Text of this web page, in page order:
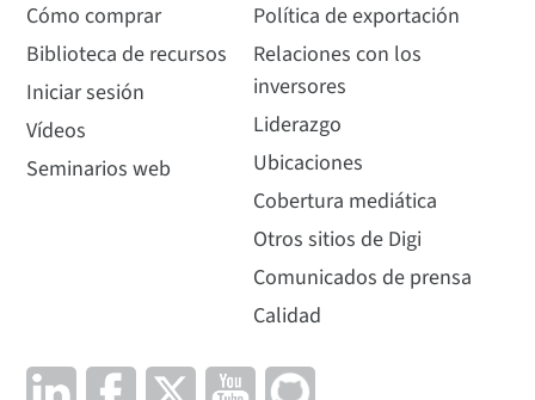
Cómo comprar
Biblioteca de recursos
Iniciar sesión
Vídeos
Seminarios web
Política de exportación
Relaciones con los
inversores
Liderazgo
Ubicaciones
Cobertura mediática
Otros sitios de Digi
Comunicados de prensa
Calidad